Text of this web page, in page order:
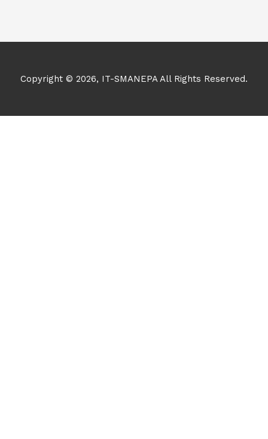
Copyright © 2026, IT-SMANEPA All Rights Reserved.